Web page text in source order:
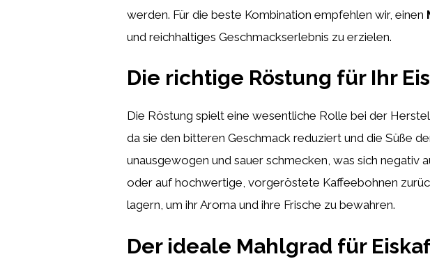
werden. Für die beste Kombination empfehlen wir, einen
und reichhaltiges Geschmackserlebnis zu erzielen.
Die richtige Röstung für Ihr
Die Röstung spielt eine wesentliche Rolle bei der
da sie den bitteren Geschmack reduziert und die Süße
unausgewogen und sauer schmecken, was sich negativ
oder auf hochwertige, vorgeröstete Kaffeebohnen
lagern, um ihr Aroma und ihre Frische zu bewahren.
Der ideale Mahlgrad für